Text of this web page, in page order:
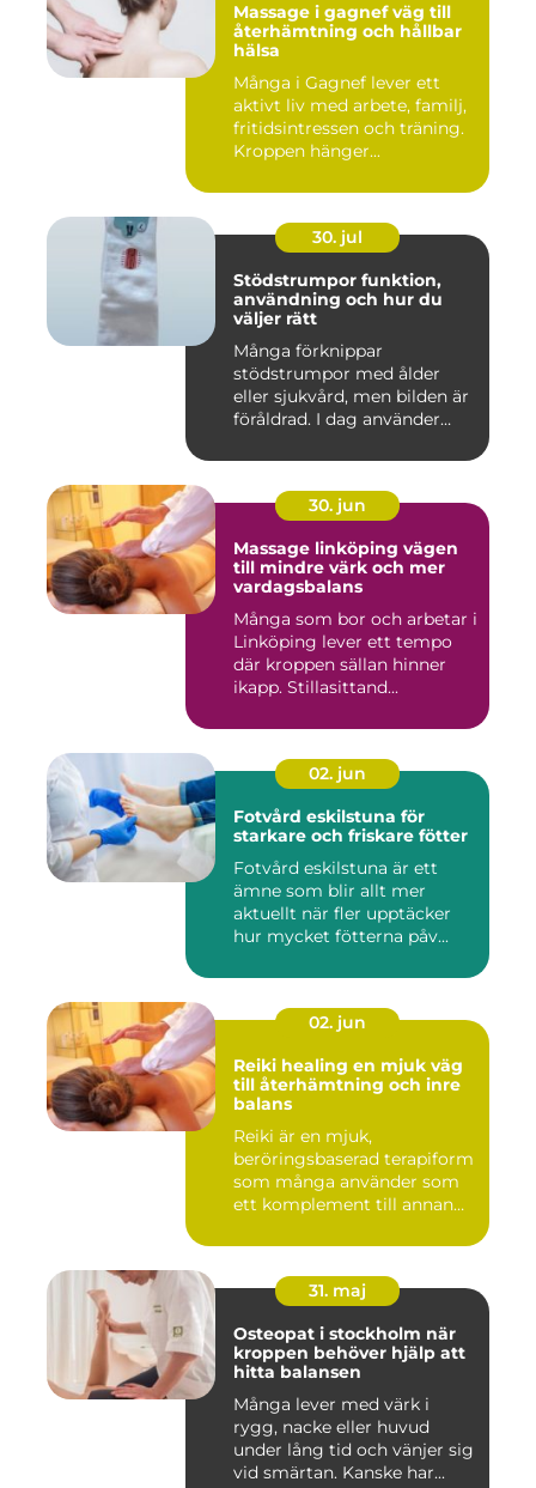
Massage i gagnef väg till
återhämtning och hållbar
hälsa
Många i Gagnef lever ett
aktivt liv med arbete, familj,
fritidsintressen och träning.
Kroppen hänger...
30. jul
Stödstrumpor funktion,
användning och hur du
väljer rätt
Många förknippar
stödstrumpor med ålder
eller sjukvård, men bilden är
föråldrad. I dag använder
30. jun
Massage linköping vägen
till mindre värk och mer
vardagsbalans
Många som bor och arbetar i
Linköping lever ett tempo
där kroppen sällan hinner
ikapp. Stillasittand...
02. jun
Fotvård eskilstuna för
starkare och friskare fötter
Fotvård eskilstuna är ett
ämne som blir allt mer
aktuellt när fler upptäcker
hur mycket fötterna påv...
02. jun
Reiki healing en mjuk väg
till återhämtning och inre
balans
Reiki är en mjuk,
beröringsbaserad terapiform
som många använder som
ett komplement till annan
31. maj
Osteopat i stockholm när
kroppen behöver hjälp att
hitta balansen
Många lever med värk i
rygg, nacke eller huvud
under lång tid och vänjer sig
vid smärtan. Kanske har...